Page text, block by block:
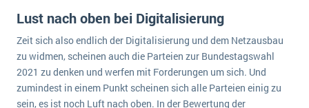
Installation
Landwirtschaft
Maschinenbau
Medien
NGO
ERP Wissenszentrum
Lust nach oben bei Digitalisierung
Zeit sich also endlich der Digitalisierung und dem Netzausbau
zu widmen, scheinen auch die Parteien zur Bundestagswahl
2021 zu denken und werfen mit Forderungen um sich. Und
zumindest in einem Punkt scheinen sich alle Parteien einig zu
sein, es ist noch Luft nach oben. In der Bewertung der